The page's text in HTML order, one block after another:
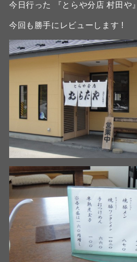
今日行った 『とらや分店 村田や』
今回も勝手にレビューします !